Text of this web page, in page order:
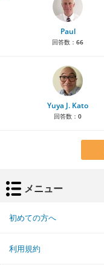
Paul
回答数： 66
Yuya J. Kato
回答数： 0
メニュー
初めての方へ
利用規約